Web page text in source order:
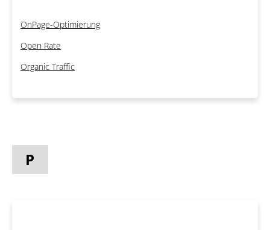
OnPage-Optimierung
Open Rate
Organic Traffic
P